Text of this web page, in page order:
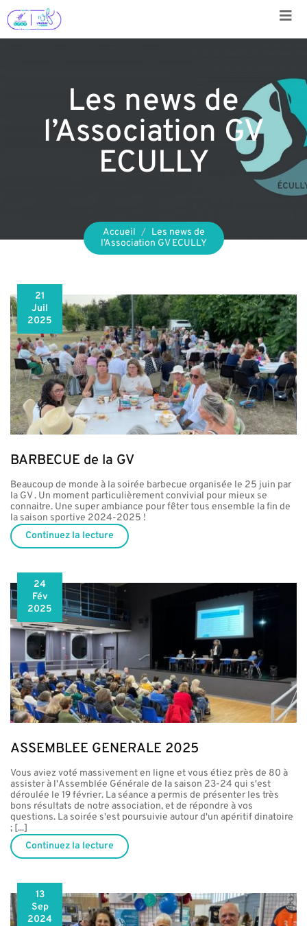
au
contenu
Les news de
l’Association GV
ECULLY
Accueil
Les news de
l’Association GV ECULLY
21
Juil
2025
BARBECUE de la GV
Beaucoup de monde à la soirée barbecue organisée le 25 juin par
la GV . Un moment particulièrement convivial pour mieux se
connaitre. Une super ambiance pour fêter tous ensemble la fin de
la saison sportive 2024-2025 !
Continuez la lecture
24
Fév
2025
ASSEMBLEE GENERALE 2025
Vous aviez voté massivement en ligne et vous étiez près de 80 à
assister à l'Assemblée Générale de la saison 23-24 qui s'est
déroulée le 19 février. La séance a permis de présenter les très
bons résultats de notre association, et de répondre à vos
questions. La soirée s'est poursuivie autour d'un apéritif dinatoire
; [...]
Continuez la lecture
13
Sep
2024